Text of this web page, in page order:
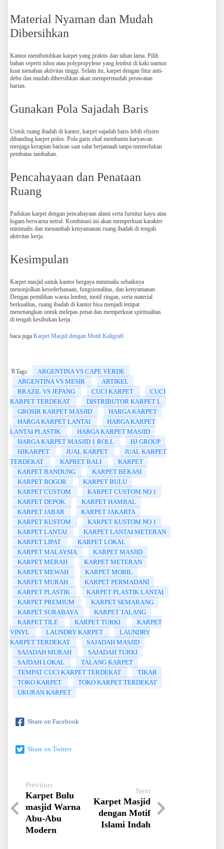
Material Nyaman dan Mudah
Dibersihkan
Kantor membutuhkan karpet yang praktis dan tahan lama. Pilih
bahan seperti nilon atau polypropylene yang lembut di kaki namun
kuat menahan aktivitas tinggi. Selain itu, karpet dengan fitur anti-
debu dan mudah dibersihkan akan mempermudah perawatan
harian.
Gunakan Pola Sajadah Baris
Untuk ruang ibadah di kantor, karpet sajadah baris lebih efisien
dibanding karpet polos. Pola garis shaf membantu karyawan
menjaga kerapian barisan saat salat berjamaah tanpa memerlukan
pembatas tambahan.
Pencahayaan dan Penataan
Ruang
Padukan karpet dengan pencahayaan alami serta furnitur kayu atau
logam berwarna netral. Kombinasi ini akan memperkuat karakter
minimalis dan menambah kenyamanan ruang ibadah di tengah
aktivitas kerja.
Kesimpulan
Karpet masjid untuk kantor bergaya minimalis sebaiknya
menonjolkan kesederhanaan, fungsionalitas, dan kenyamanan.
Dengan pemilihan warna lembut, motif ringan, serta material
berkualitas, ruang ibadah di kantor bisa menjadi tempat
menenangkan untuk melepas penat dan memperkuat spiritualitas
di tengah kesibukan kerja.
baca juga Karpet Masjid dengan Motif Kaligrafi
🔖Tags:
ARGENTINA VS CAPE VERDE
ARGENTINA VS MESIR
ARTIKEL
BRAZIL VS JEPANG
CUCI KARPET
CUCI
KARPET TERDEKAT
DISTRIBUTOR KARPET L
GROSIR KARPET MASJID
HARGA KARPET
HARGA KARPET LANTAI
HARGA KARPET
LANTAI PLASTIK
HARGA KARPET MASJID
HARGA KARPET MASJID 1 ROLL
HJ GROUP
HJKARPET
JUAL KARPET
JUAL KARPET
TERDEKAT
KAPRET BALI
KARPET
KARPET BANDUNG
KARPET BEKASI
KARPET BOGOR
KARPET BULU
KARPET CUSTOM
KARPET CUSTOM NO 1
KARPET DEPOK
KARPET HAMBAL
KARPET JABAR
KARPET JAKARTA
KARPET KUSTOM
KARPET KUSTOM NO 1
KARPET LANTAI
KARPET LANTAI METERAN
KARPET LIPAT
KARPET LOKAL
KARPET MALAYSIA
KARPET MASJID
KARPET MERAH
KARPET METERAN
KARPET MEWAH
KARPET MOBIL
KARPET MURAH
KARPET PERMADANI
KARPET PLASTIK
KARPET PLASTIK LANTAI
KARPET PREMIUM
KARPET SEMARANG
KARPET SURABAYA
KARPET TALANG
KARPET TILE
KARPET TURKI
KARPET
VINYL
LAUNDRY KARPET
LAUNDRY
KARPET TERDEKAT
SAJADAH MASJID
SAJADAH MURAH
SAJADAH TURKI
SAJDAH LOKAL
TALANG KARPET
TEMPAT CUCI KARPET TERDEKAT
TIKAR
TOKO KARPET
TOKO KARPET TERDEKAT
UKURAN KARPET
Share on Facebook
Share on Twitter
Previous
Karpet Bulu
masjid Warna
Abu-Abu
Modern
Next
Karpet Masjid
dengan Motif
Islami Indah